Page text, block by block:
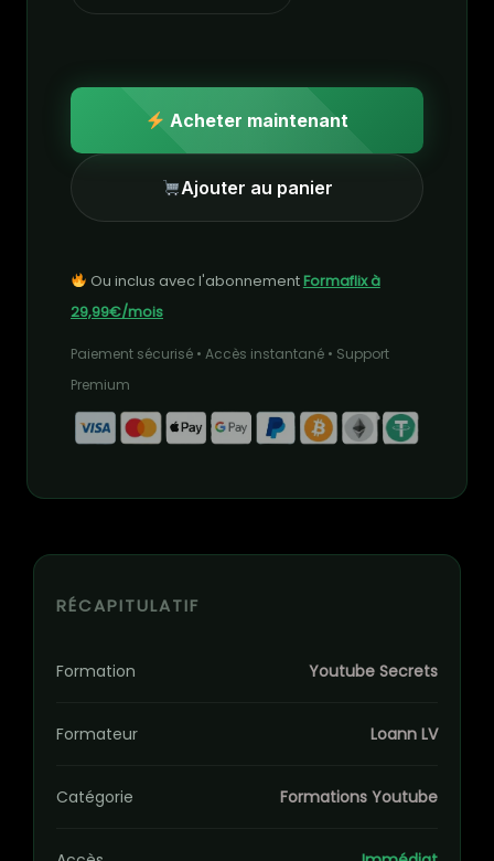
Acheter maintenant
Ajouter au panier
Ou inclus avec l'abonnementFormaflix à
29,99€/mois
Paiement sécurisé • Accès instantané • Support
Premium
RÉCAPITULATIF
Formation Youtube Secrets
Formateur Loann LV
Catégorie Formations Youtube